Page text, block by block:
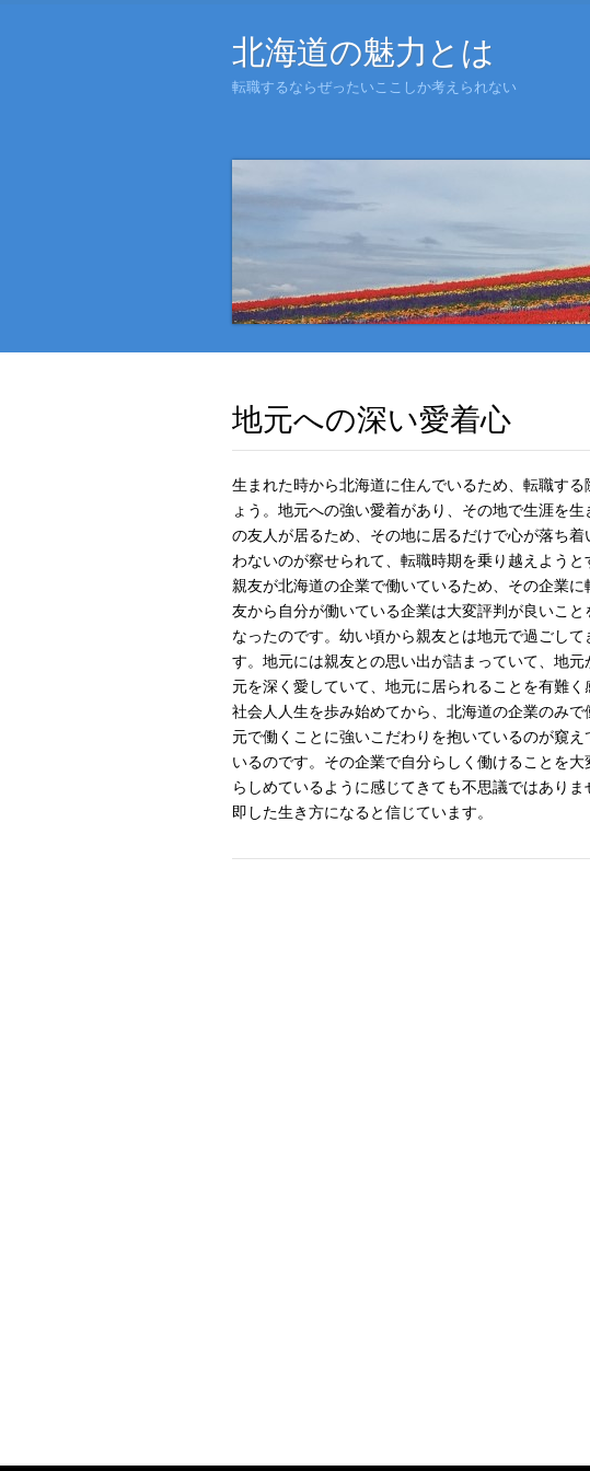
北海道の魅力とは
転職するならぜったいここしか考えられない
地元への深い愛着心
生まれた時から北海道に住んでいるため、転職す
ょう。地元への強い愛着があり、その地で生涯を
の友人が居るため、その地に居るだけで心が落ち
わないのが察せられて、転職時期を乗り越えようと
親友が北海道の企業で働いているため、その企業
友から自分が働いている企業は大変評判が良いこ
なったのです。幼い頃から親友とは地元で過ごし
す。地元には親友との思い出が詰まっていて、地
元を深く愛していて、地元に居られることを有難く
社会人人生を歩み始めてから、北海道の企業のみ
元で働くことに強いこだわりを抱いているのが窺
いるのです。その企業で自分らしく働けることを
らしめているように感じてきても不思議ではあり
即した生き方になると信じています。